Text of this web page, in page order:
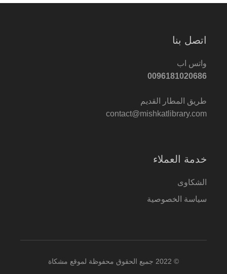
اتصل بنا
واتس اب
0096181020686
طريق المطار القديم
contact@mishkatlibrary.com
خدمة العملاء
الشكاوى
سياسة الخصوصية
© 2022 جميع الحقوق محفوظة لموقع مشكاة